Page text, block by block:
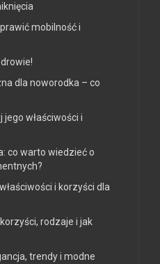
mobilność i
dla noworodka – co
właściwości i
co warto wiedzieć o
i korzyści dla
rodzaje i jak
trendy i modne